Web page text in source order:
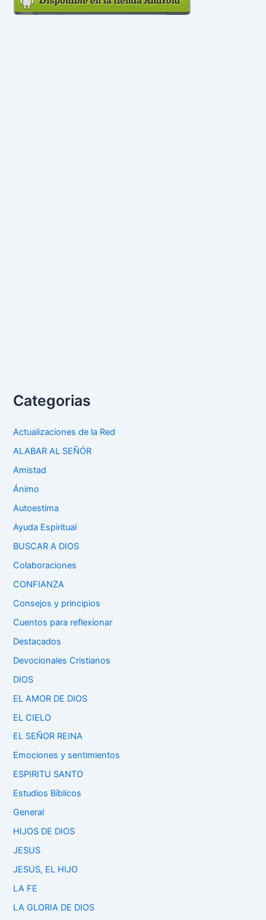
Categorias
Actualizaciones de la Red
ALABAR AL SEÑÓR
Amistad
Ánimo
Autoestima
Ayuda Espiritual
BUSCAR A DIOS
Colaboraciones
CONFIANZA
Consejos y principios
Cuentos para reflexionar
Destacados
Devocionales Cristianos
DIOS
EL AMOR DE DIOS
EL CIELO
EL SEÑOR REINA
Emociones y sentimientos
ESPIRITU SANTO
Estudios Bíblicos
General
HIJOS DE DIOS
JESUS
JESUS, EL HIJO
LA FE
LA GLORIA DE DIOS